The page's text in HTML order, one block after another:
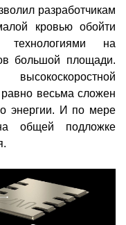
разработчикам
кровью обойти
технологиями на
большой площади.
весьма сложен
энергии. И по мере
общей подложке